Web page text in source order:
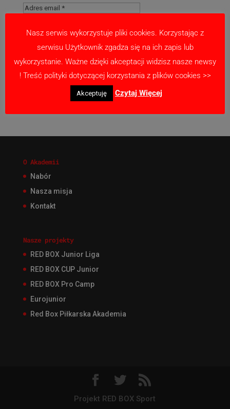
Zapamiętaj moje dane w tej przeglądarce
podczas pisania kolejnych komentarzy.
O Akademii
Nabór
Nasza misja
Kontakt
Nasze projekty
RED BOX Junior Liga
RED BOX CUP Junior
RED BOX Pro Camp
Eurojunior
Red Box Piłkarska Akademia
Projekt RED BOX Sport
Nasz serwis wykorzystuje pliki cookies. Korzystając z
serwisu Użytkownik zgadza się na ich zapis lub
wykorzystanie. Ważne dzięki akceptacji widzisz nasze newsy
! Treść polityki dotyczącej korzystania z plików cookies >>
Akceptuję Czytaj Więcej